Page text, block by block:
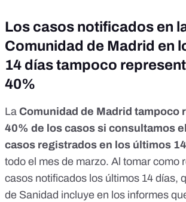
Los casos notificados en
Comunidad de Madrid en
14 días tampoco
40%
La Comunidad de Madrid tampoco
40% de los casos si consultamos
casos registrados en los últimos
todo el mes de marzo. Al tomar como
casos notificados los últimos 14 días,
de Sanidad incluye en los informes